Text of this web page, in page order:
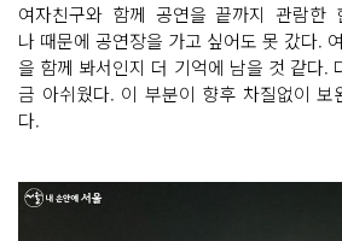
여자친구와 함께 공연을 끝까지 관람한
나 때문에 공연장을 가고 싶어도 못 갔다.
을 함께 봐서인지 더 기억에 남을 것 같다.
금 아쉬웠다. 이 부분이 향후 차질없이 보
다.